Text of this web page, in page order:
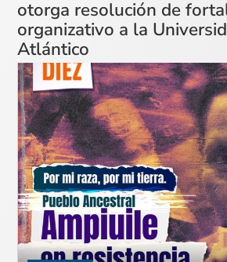
otorga resolución de
organizativo a la
Atlántico